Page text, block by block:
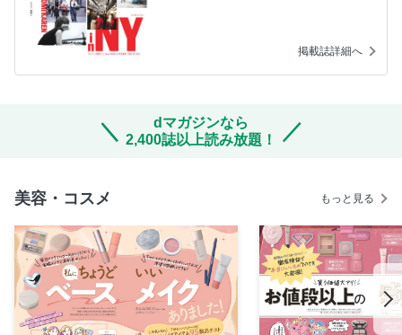
掲載誌詳細へ
dマガジンなら
2,400誌以上読み放題！
美容・コスメ もっと見る